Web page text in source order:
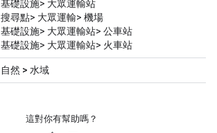
基礎設施> 大眾運輸站
搜尋點> 大眾運輸> 機場
基礎設施> 大眾運輸站> 公車站
基礎設施> 大眾運輸站> 火車站
自然 > 水域
這對你有幫助嗎？